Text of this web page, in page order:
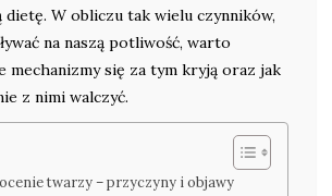
dietę. W obliczu tak wielu czynników,
na naszą potliwość, warto
mechanizmy się za tym kryją oraz jak
z nimi walczyć.
twarzy – przyczyny i objawy